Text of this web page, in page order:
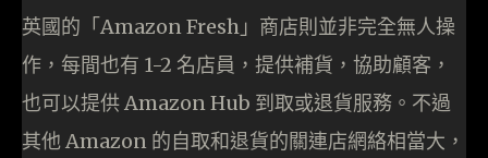
英國的「Amazon Fresh」商店則並非完全無人操
作，每間也有 1-2 名店員，提供補貨，協助顧客，
也可以提供 Amazon Hub 到取或退貨服務。不過
其他 Amazon 的自取和退貨的關連店網絡相當大，